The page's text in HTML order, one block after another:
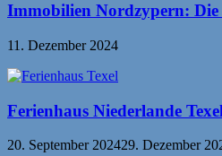
Immobilien Nordzypern:
11. Dezember 2024
Ferienhaus Niederlande Texel
20. September 202429. Dezember